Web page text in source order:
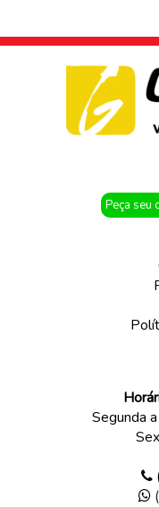
Peça seu
Segunda